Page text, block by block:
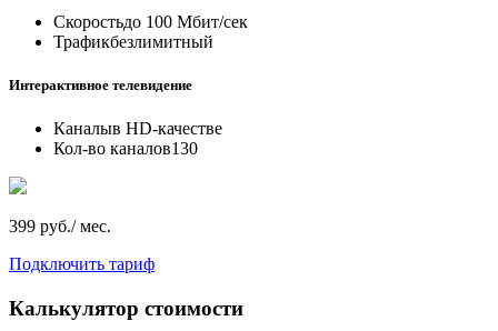
Скоростьдо 100 Мбит/сек
Трафикбезлимитный
Интерактивное телевидение
Каналыв HD-качестве
Кол-во каналов130
399 руб./ мес.
Подключить тариф
Калькулятор стоимости